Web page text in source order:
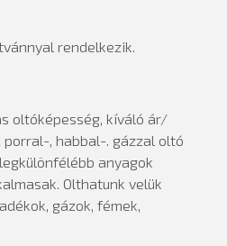
rendelkezik.
oltóképesség, kíváló ár/
porral-, habbal-. gázzal oltó
anyagok
Olthatunk velük
gázok, fémek,